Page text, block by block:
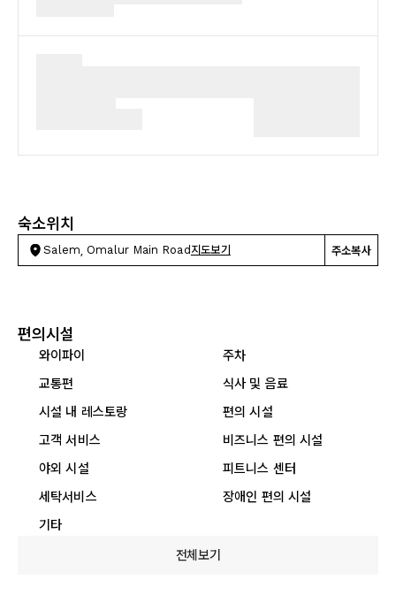
숙소위치
Salem, Omalur Main Road 지도보기 주소복사
편의시설
와이파이
주차
교통편
식사 및 음료
시설 내 레스토랑
편의 시설
고객 서비스
비즈니스 편의 시설
야외 시설
피트니스 센터
세탁서비스
장애인 편의 시설
기타
전체보기